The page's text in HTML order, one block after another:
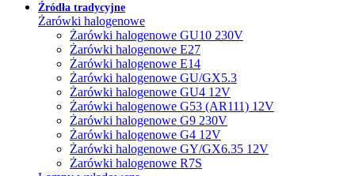
Źródła tradycyjne
Żarówki halogenowe
Żarówki halogenowe GU10 230V
Żarówki halogenowe E27
Żarówki halogenowe E14
Żarówki halogenowe GU/GX5.3
Żarówki halogenowe GU4 12V
Żarówki halogenowe G53 (AR111) 12V
Żarówki halogenowe G9 230V
Żarówki halogenowe G4 12V
Żarówki halogenowe GY/GX6.35 12V
Żarówki halogenowe R7S